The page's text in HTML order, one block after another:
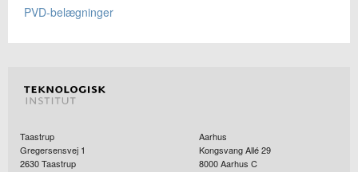
PVD-belægninger
Taastrup
Gregersensvej 1
2630Taastrup
Aarhus
Kongsvang Allé 29
8000Aarhus C